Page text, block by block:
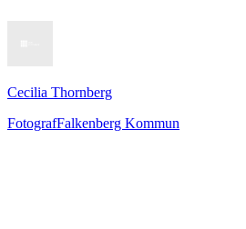
Cecilia Thornberg
FotografFalkenberg Kommun